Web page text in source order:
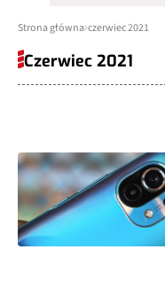
Strona główna czerwiec 2021
Czerwiec 2021